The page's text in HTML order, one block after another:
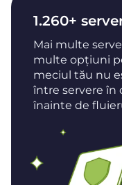
1.260+
Mai multe
multe opțiuni
meciul tău nu
între servere în
înainte de